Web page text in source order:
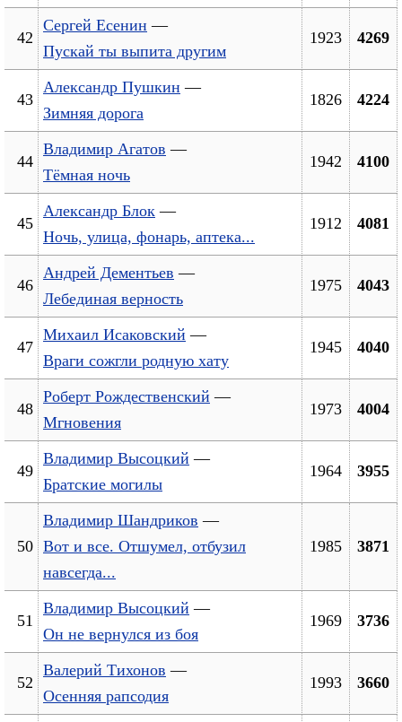
42
Сергей Есенин —
Пускай ты выпита другим
1923 4269
43
Александр Пушкин —
Зимняя дорога
1826 4224
44
Владимир Агатов —
Тёмная ночь
1942 4100
45
Александр Блок —
Ночь, улица, фонарь, аптека...
1912 4081
46
Андрей Дементьев —
Лебединая верность
1975 4043
47
Михаил Исаковский —
Враги сожгли родную хату
1945 4040
48
Роберт Рождественский —
Мгновения
1973 4004
49
Владимир Высоцкий —
Братские могилы
1964 3955
50
Владимир Шандриков —
Вот и все. Отшумел, отбузил
навсегда...
1985 3871
51
Владимир Высоцкий —
Он не вернулся из боя
1969 3736
52
Валерий Тихонов —
Осенняя рапсодия
1993 3660